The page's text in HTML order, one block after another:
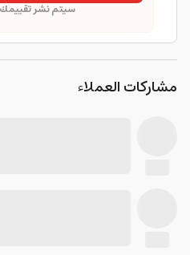
سيتم نشر تقييمك
مشاركات العملاء